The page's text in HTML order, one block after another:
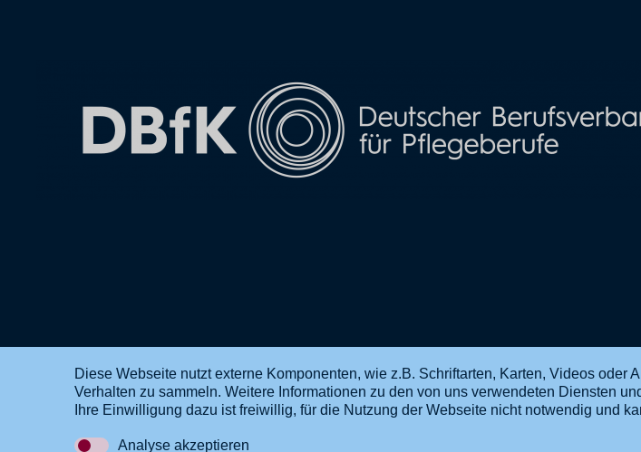
EN
Diese Webseite nutzt externe Komponenten, wie z.B. Schriftarten, Karten, Videos
Verhalten zu sammeln. Weitere Informationen zu den von uns verwendeten Diensten
Ihre Einwilligung dazu ist freiwillig, für die Nutzung der Webseite nicht notwendig und
Analyse akzeptieren